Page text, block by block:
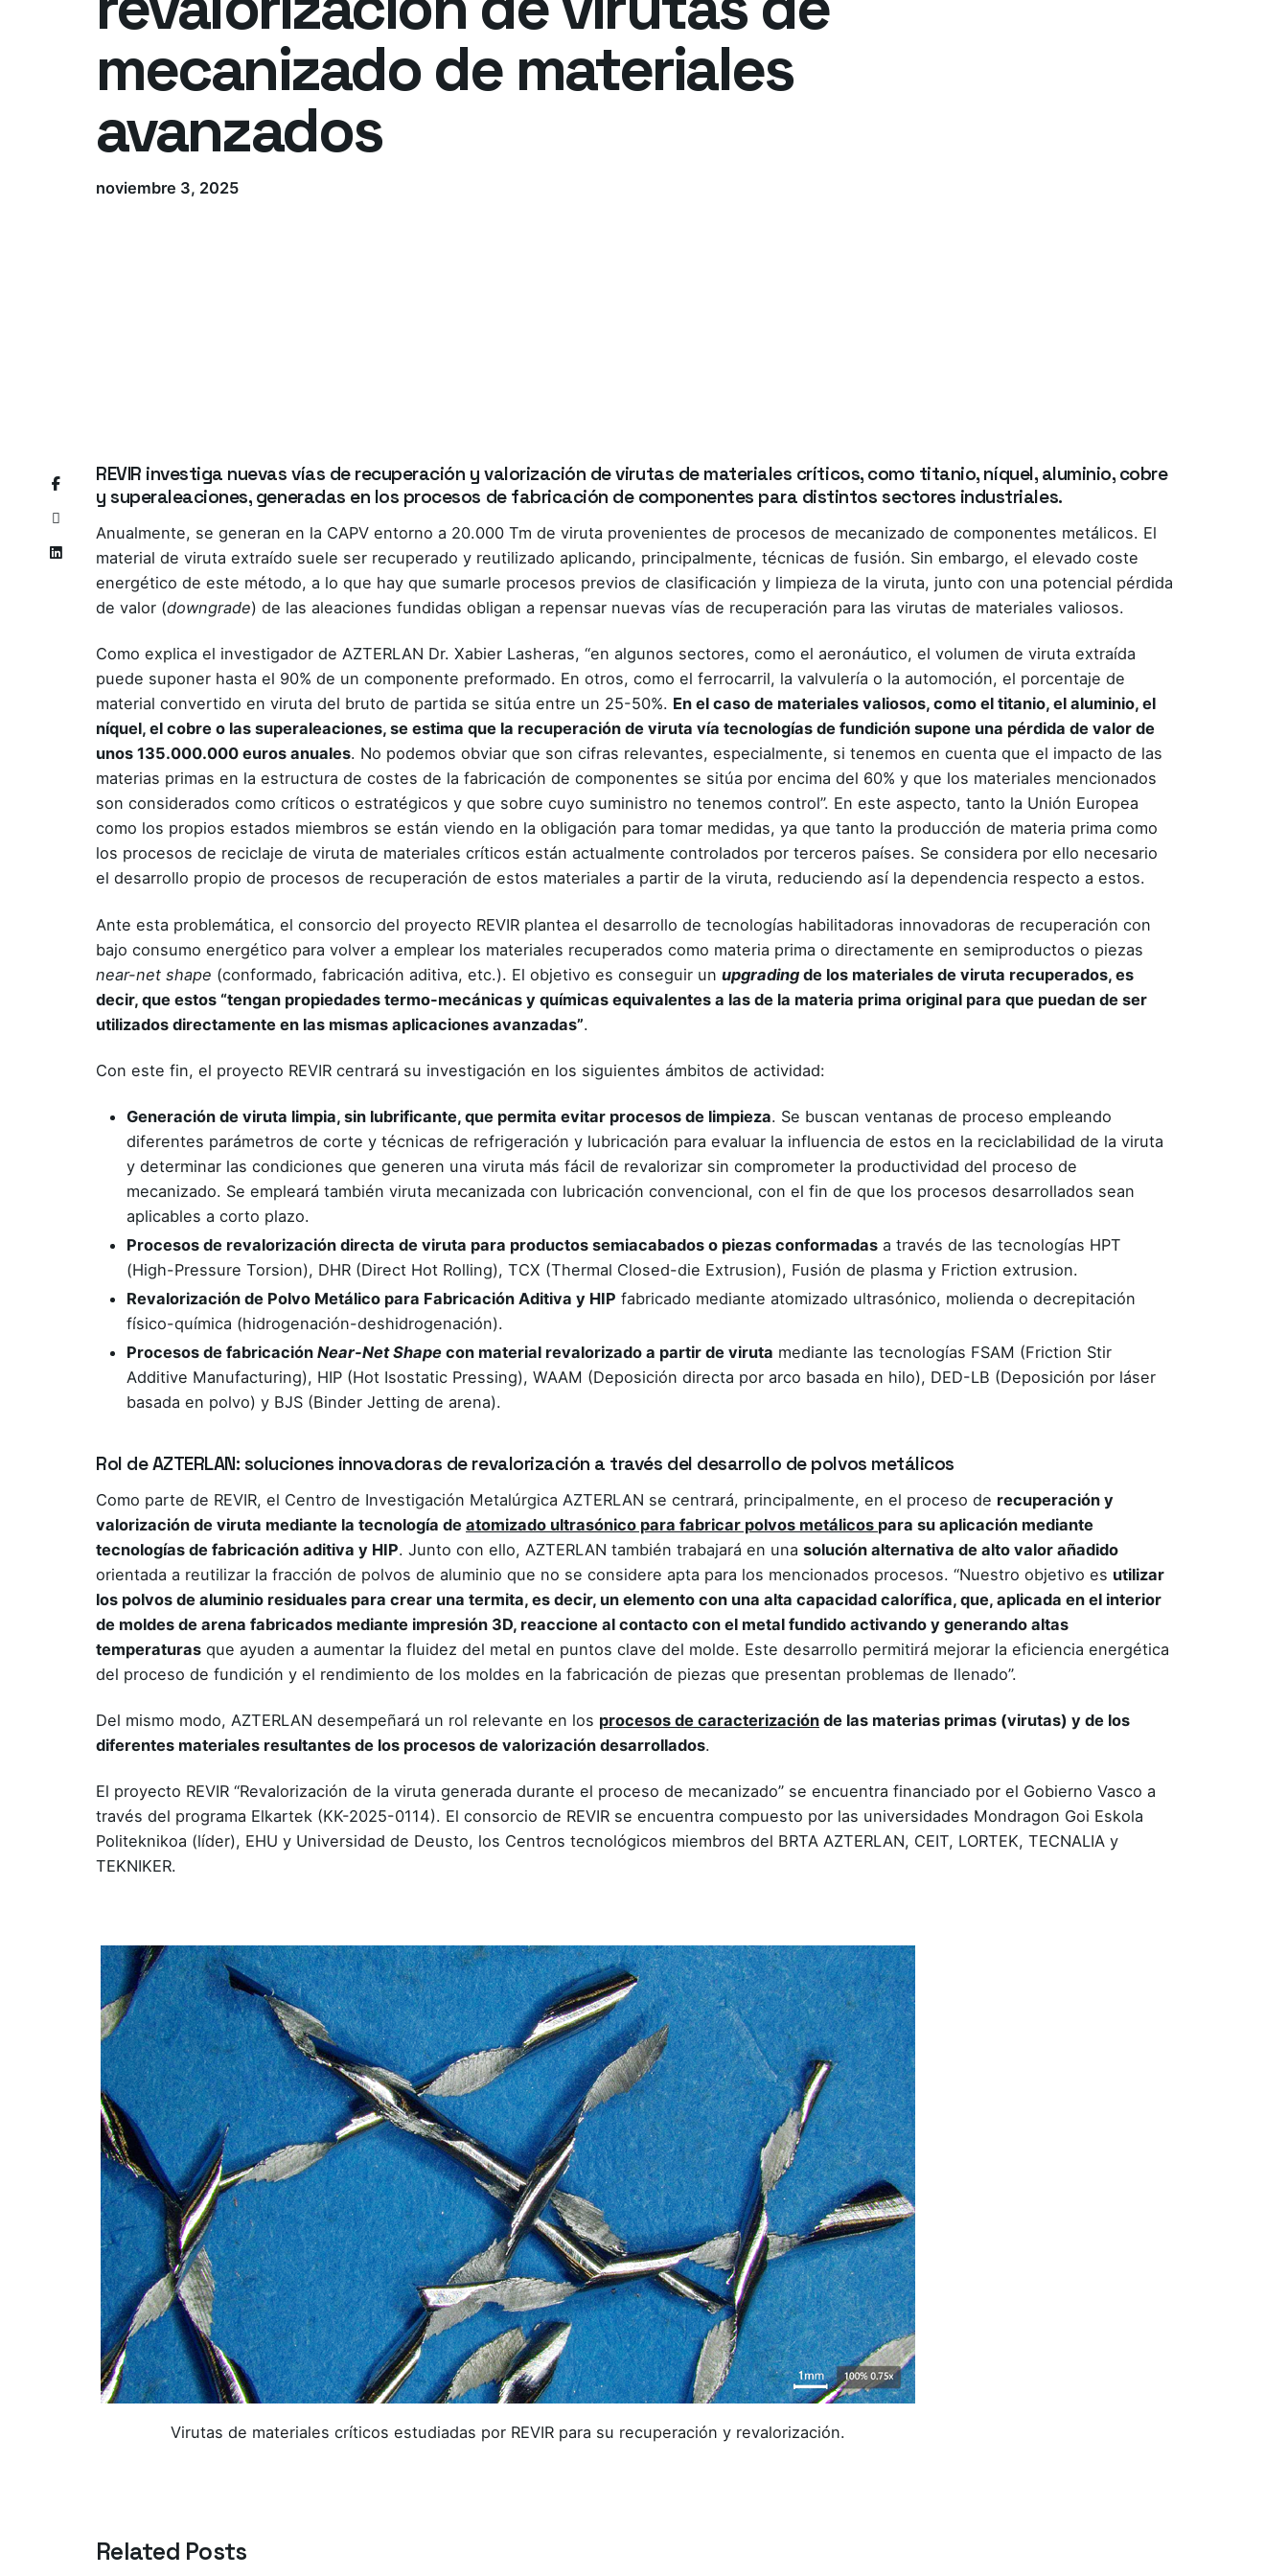
mecanizado de materiales
avanzados
noviembre 3, 2025
REVIR investiga nuevas vías de recuperación y valorización de virutas de materiales críticos, como titanio, níquel, aluminio, cobre
y superaleaciones, generadas en los procesos de fabricación de componentes para distintos sectores industriales.
Anualmente, se generan en la CAPV entorno a 20.000 Tm de viruta provenientes de procesos de mecanizado de componentes metálicos. El
material de viruta extraído suele ser recuperado y reutilizado aplicando, principalmente, técnicas de fusión. Sin embargo, el elevado coste
energético de este método, a lo que hay que sumarle procesos previos de clasificación y limpieza de la viruta, junto con una potencial pérdida
de valor (downgrade) de las aleaciones fundidas obligan a repensar nuevas vías de recuperación para las virutas de materiales valiosos.
Como explica el investigador de AZTERLAN Dr. Xabier Lasheras, “en algunos sectores, como el aeronáutico, el volumen de viruta extraída
puede suponer hasta el 90% de un componente preformado. En otros, como el ferrocarril, la valvulería o la automoción, el porcentaje de
material convertido en viruta del bruto de partida se sitúa entre un 25-50%. En el caso de materiales valiosos, como el titanio, el aluminio, el
níquel, el cobre o las superaleaciones, se estima que la recuperación de viruta vía tecnologías de fundición supone una pérdida de valor de
unos 135.000.000 euros anuales. No podemos obviar que son cifras relevantes, especialmente, si tenemos en cuenta que el impacto de las
materias primas en la estructura de costes de la fabricación de componentes se sitúa por encima del 60% y que los materiales mencionados
son considerados como críticos o estratégicos y que sobre cuyo suministro no tenemos control”. En este aspecto, tanto la Unión Europea
como los propios estados miembros se están viendo en la obligación para tomar medidas, ya que tanto la producción de materia prima como
los procesos de reciclaje de viruta de materiales críticos están actualmente controlados por terceros países. Se considera por ello necesario
el desarrollo propio de procesos de recuperación de estos materiales a partir de la viruta, reduciendo así la dependencia respecto a estos.
Ante esta problemática, el consorcio del proyecto REVIR plantea el desarrollo de tecnologías habilitadoras innovadoras de recuperación con
bajo consumo energético para volver a emplear los materiales recuperados como materia prima o directamente en semiproductos o piezas
near-net shape (conformado, fabricación aditiva, etc.). El objetivo es conseguir un upgrading de los materiales de viruta recuperados, es
decir, que estos “tengan propiedades termo-mecánicas y químicas equivalentes a las de la materia prima original para que puedan de ser
utilizados directamente en las mismas aplicaciones avanzadas”.
Con este fin, el proyecto REVIR centrará su investigación en los siguientes ámbitos de actividad:
Generación de viruta limpia, sin lubrificante, que permita evitar procesos de limpieza. Se buscan ventanas de proceso empleando
diferentes parámetros de corte y técnicas de refrigeración y lubricación para evaluar la influencia de estos en la reciclabilidad de la viruta
y determinar las condiciones que generen una viruta más fácil de revalorizar sin comprometer la productividad del proceso de
mecanizado. Se empleará también viruta mecanizada con lubricación convencional, con el fin de que los procesos desarrollados sean
aplicables a corto plazo.
Procesos de revalorización directa de viruta para productos semiacabados o piezas conformadas a través de las tecnologías HPT
(High-Pressure Torsion), DHR (Direct Hot Rolling), TCX (Thermal Closed-die Extrusion), Fusión de plasma y Friction extrusion.
Revalorización de Polvo Metálico para Fabricación Aditiva y HIP fabricado mediante atomizado ultrasónico, molienda o decrepitación
físico-química (hidrogenación-deshidrogenación).
Procesos de fabricación Near-Net Shape con material revalorizado a partir de viruta mediante las tecnologías FSAM (Friction Stir
Additive Manufacturing), HIP (Hot Isostatic Pressing), WAAM (Deposición directa por arco basada en hilo), DED-LB (Deposición por láser
basada en polvo) y BJS (Binder Jetting de arena).
Rol de AZTERLAN: soluciones innovadoras de revalorización a través del desarrollo de polvos metálicos
Como parte de REVIR, el Centro de Investigación Metalúrgica AZTERLAN se centrará, principalmente, en el proceso de recuperación y
valorización de viruta mediante la tecnología de atomizado ultrasónico para fabricar polvos metálicos para su aplicación mediante
tecnologías de fabricación aditiva y HIP. Junto con ello, AZTERLAN también trabajará en una solución alternativa de alto valor añadido
orientada a reutilizar la fracción de polvos de aluminio que no se considere apta para los mencionados procesos. “Nuestro objetivo es utilizar
los polvos de aluminio residuales para crear una termita, es decir, un elemento con una alta capacidad calorífica, que, aplicada en el interior
de moldes de arena fabricados mediante impresión 3D, reaccione al contacto con el metal fundido activando y generando altas
temperaturas que ayuden a aumentar la fluidez del metal en puntos clave del molde. Este desarrollo permitirá mejorar la eficiencia energética
del proceso de fundición y el rendimiento de los moldes en la fabricación de piezas que presentan problemas de llenado”.
Del mismo modo, AZTERLAN desempeñará un rol relevante en los procesos de caracterización de las materias primas (virutas) y de los
diferentes materiales resultantes de los procesos de valorización desarrollados.
El proyecto REVIR “Revalorización de la viruta generada durante el proceso de mecanizado” se encuentra financiado por el Gobierno Vasco a
través del programa Elkartek (KK-2025-0114). El consorcio de REVIR se encuentra compuesto por las universidades Mondragon Goi Eskola
Politeknikoa (líder), EHU y Universidad de Deusto, los Centros tecnológicos miembros del BRTA AZTERLAN, CEIT, LORTEK, TECNALIA y
TEKNIKER.
Virutas de materiales críticos estudiadas por REVIR para su recuperación y revalorización.
Related Posts
Azterlan Team